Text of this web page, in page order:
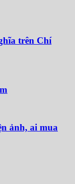
trên Chí
ảnh, ai mua